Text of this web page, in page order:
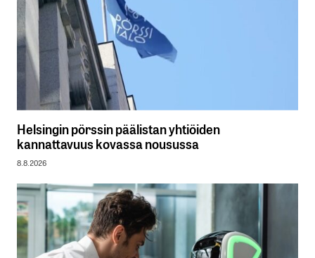
Helsingin pörssin päälistan yhtiöiden
kannattavuus kovassa nousussa
8.8.2026